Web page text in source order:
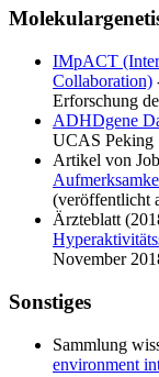
IMpACT
Collaboration)
Erforschung
ADHDgene
UCAS Peking
Artikel von
(veröffentlicht
Ärzteblatt
November
Sonstiges
Sammlung
environment